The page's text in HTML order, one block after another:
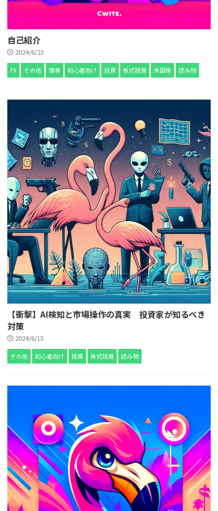
自己紹介
2024/6/23
FX その他 債券 初心者向け 投資 株式投資 米国株 読み物
【衝撃】AI検知と市場操作の真実 投資家が知るべき
対策
2024/6/15
その他 初心者向け 投資 株式投資 読み物